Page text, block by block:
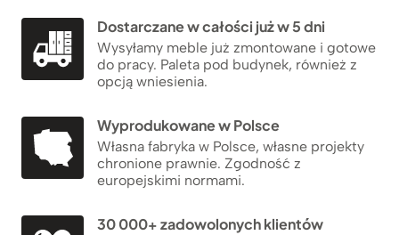
Dostarczane w całości już w 5 dni
Wysyłamy meble już zmontowane i gotowe
do pracy. Paleta pod budynek, również z
opcją wniesienia.
Wyprodukowane w Polsce
Własna fabryka w Polsce, własne projekty
chronione prawnie. Zgodność z
europejskimi normami.
30 000+ zadowolonych klientów